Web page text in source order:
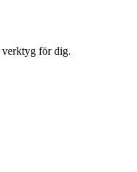
verktyg för dig.